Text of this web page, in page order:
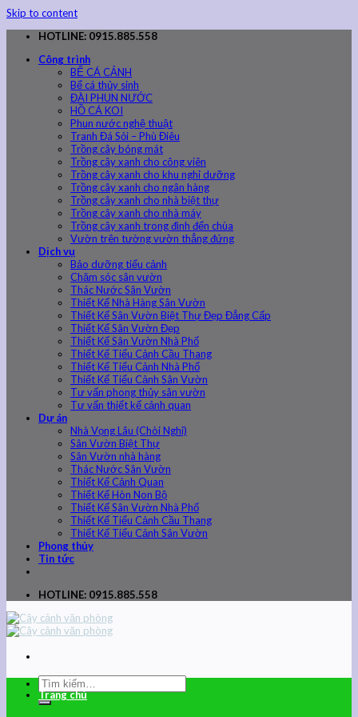
Skip to content
HOTLINE: 0915.885.558
Công trình
BỂ CÁ CẢNH
Bể cá thủy sinh
ĐÀI PHUN NƯỚC
HỒ CÁ KOI
Phun nước nghệ thuật
Tranh Đá Sỏi – Phù Điêu
Trồng cây bóng mát
Trồng cây xanh cho công viên
Trồng cây xanh cho khu nghỉ dưỡng
Trồng cây xanh cho ngân hàng
Trồng cây xanh cho nhà biệt thự
Trồng cây xanh cho nhà máy
Trồng cây xanh trong đình đến chùa
Vườn trên tường vườn thẳng đứng
Dịch vụ
Bảo dưỡng tiểu cảnh
Chăm sóc sân vườn
Thác Nước Sân Vườn
Thiết Kế Nhà Hàng Sân Vườn
Thiết Kế Sân Vườn Biệt Thự Đẹp Đẳng Cấp
Thiết Kế Sân Vườn Đẹp
Thiết Kế Sân Vườn Nhà Phố
Thiết Kế Tiểu Cảnh Cầu Thang
Thiết Kế Tiểu Cảnh Nhà Phố
Thiết Kế Tiểu Cảnh Sân Vườn
Tư vấn phong thủy sân vườn
Tư vấn thiết kế cảnh quan
Dự án
Nhà Vọng Lâu (Chòi Nghỉ)
Sân Vườn Biệt Thự
Sân Vườn nhà hàng
Thác Nước Sân Vườn
Thiết Kế Cảnh Quan
Thiết Kế Hòn Non Bộ
Thiết Kế Sân Vườn Nhà Phố
Thiết Kế Tiểu Cảnh Cầu Thang
Thiết Kế Tiểu Cảnh Sân Vườn
Phong thủy
Tin tức
HOTLINE: 0915.885.558
Trang chủ